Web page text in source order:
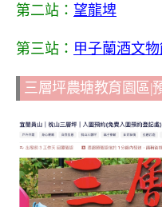
第二站： 望龍埤
第三站： 甲子蘭酒文物
三層坪農塘教育園區|